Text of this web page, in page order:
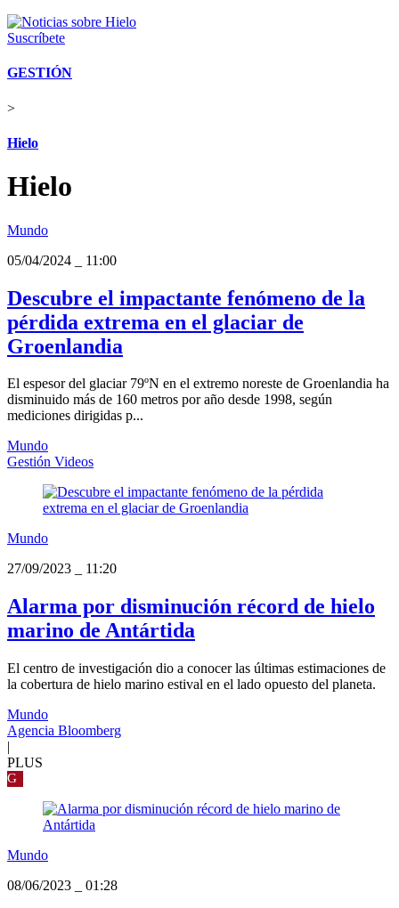
Suscríbete
GESTIÓN
>
Hielo
Hielo
Mundo
05/04/2024
11:00
Descubre el impactante fenómeno de la
pérdida extrema en el glaciar de
Groenlandia
El espesor del glaciar 79ºN en el extremo noreste de Groenlandia ha
disminuido más de 160 metros por año desde 1998, según
mediciones dirigidas p...
Mundo
Gestión Videos
Mundo
27/09/2023
11:20
Alarma por disminución récord de hielo
marino de Antártida
El centro de investigación dio a conocer las últimas estimaciones de
la cobertura de hielo marino estival en el lado opuesto del planeta.
Mundo
Agencia Bloomberg
|
PLUS
G
Mundo
08/06/2023
01:28